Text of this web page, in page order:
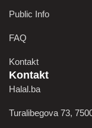
Public Info
FAQ
Kontakt
Kontakt
Halal.ba
Turalibegova 73,